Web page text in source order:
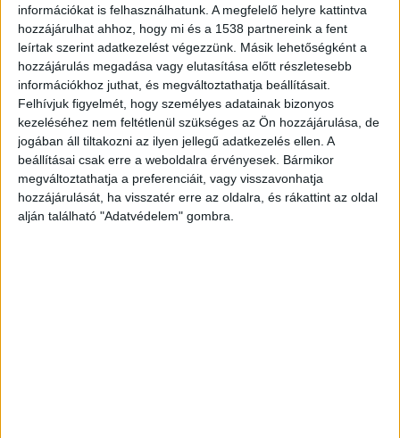
információkat is felhasználhatunk. A megfelelő helyre kattintva
hozzájárulhat ahhoz, hogy mi és a 1538 partnereink a fent
leírtak szerint adatkezelést végezzünk. Másik lehetőségként a
hozzájárulás megadása vagy elutasítása előtt részletesebb
információkhoz juthat, és megváltoztathatja beállításait.
Felhívjuk figyelmét, hogy személyes adatainak bizonyos
kezeléséhez nem feltétlenül szükséges az Ön hozzájárulása, de
jogában áll tiltakozni az ilyen jellegű adatkezelés ellen. A
beállításai csak erre a weboldalra érvényesek. Bármikor
megváltoztathatja a preferenciáit, vagy visszavonhatja
hozzájárulását, ha visszatér erre az oldalra, és rákattint az oldal
alján található "Adatvédelem" gombra.
történt. A 15-ös km-nél a külső két sávot
elfoglalják, a korlátozás előtt pedig már 5 km-t
meghaladó kocsisor alakult ki! Aki teheti, térjen
le a sztrádáról a 3-as főútra a 27-es km-nél,
Mogyoródnál. A Kékvillogó legfrissebb híreit ide
kattintva éred el! A Facebookon már 341 ezernél
is többen követnek minket.